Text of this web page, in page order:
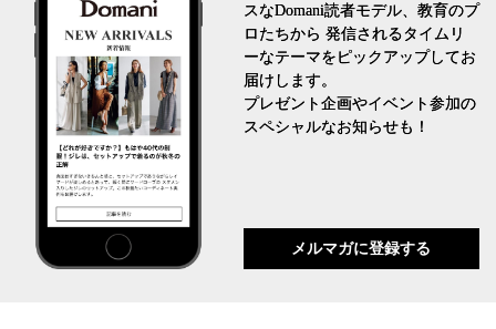
スなDomani読者モデル、教育のプ
ロたちから 発信されるタイムリ
ーなテーマをピックアップしてお
届けします。
プレゼント企画やイベント参加の
スペシャルなお知らせも！
メルマガに登録する